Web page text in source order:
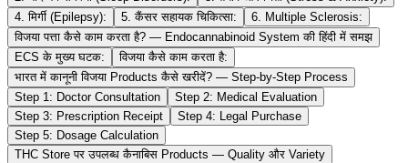
4. मिर्गी (Epilepsy):
5. कैंसर सहायक चिकित्सा:
6. Multiple Sclerosis:
विजया पत्ता कैसे काम करता है? — Endocannabinoid System की हिंदी में समझ
ECS के मुख्य घटक:
विजया कैसे काम करता है:
भारत में कानूनी विजया Products कैसे खरीदें? — Step-by-Step Process
Step 1: Doctor Consultation
Step 2: Medical Evaluation
Step 3: Prescription Receipt
Step 4: Legal Purchase
Step 5: Dosage Calculation
THC Store पर उपलब्ध कैनाबिस Products — Quality और Variety